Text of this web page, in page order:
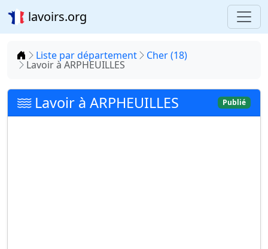
lavoirs.org
Accueil
Liste par département Cher (18)
Lavoir à ARPHEUILLES
Lavoir à ARPHEUILLES Publié